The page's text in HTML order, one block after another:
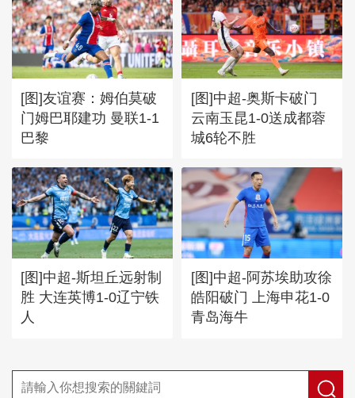
[图]中超-莱昂纳多双响 上海
海港3-2逆转重庆铜梁龙
[图]友谊赛：姆伯莫破
门姆巴耶建功 曼联1-1
巴黎
[图]中超-奥斯卡破门
云南玉昆1-0送成都蓉
城6轮不胜
[图]中超-斯坦丘远射制
胜 大连英博1-0辽宁铁
人
[图]中超-阿苏埃助攻徐
皓阳破门 上海申花1-0
青岛海牛